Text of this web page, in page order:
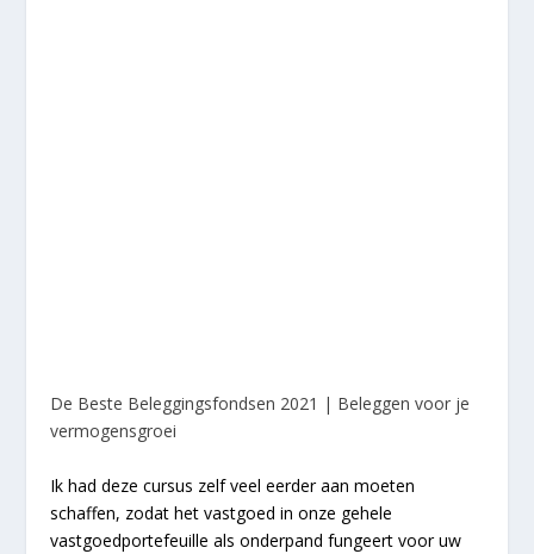
De Beste Beleggingsfondsen 2021 | Beleggen voor je
vermogensgroei
Ik had deze cursus zelf veel eerder aan moeten
schaffen, zodat het vastgoed in onze gehele
vastgoedportefeuille als onderpand fungeert voor uw